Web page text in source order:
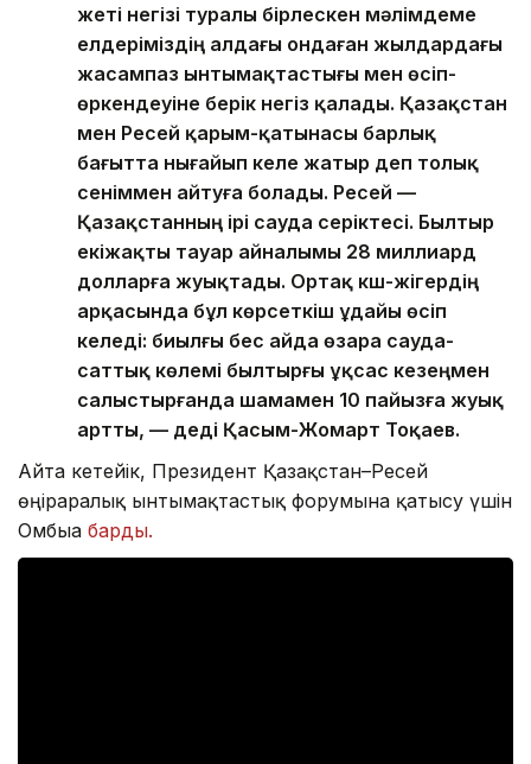
жеті негізі туралы бірлескен мәлімдеме
елдеріміздің алдағы ондаған жылдардағы
жасампаз ынтымақтастығы мен өсіп-
өркендеуіне берік негіз қалады. Қазақстан
мен Ресей қарым-қатынасы барлық
бағытта нығайып келе жатыр деп толық
сеніммен айтуға болады. Ресей —
Қазақстанның ірі сауда серіктесі. Былтыр
екіжақты тауар айналымы 28 миллиард
долларға жуықтады. Ортақ күш-жігердің
арқасында бұл көрсеткіш ұдайы өсіп
келеді: биылғы бес айда өзара сауда-
саттық көлемі былтырғы ұқсас кезеңмен
салыстырғанда шамамен 10 пайызға жуық
артты, — деді Қасым-Жомарт Тоқаев.
Айта кетейік, Президент Қазақстан–Ресей
өңіраралық ынтымақтастық форумына қатысу үшін
Омбыға барды.